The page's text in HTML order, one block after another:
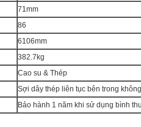
71mm
86
6106mm
382.7kg
Cao su & Thép
Sợi dây thép liên tục bên trong
Bảo hành 1 năm khi sử dụng bình